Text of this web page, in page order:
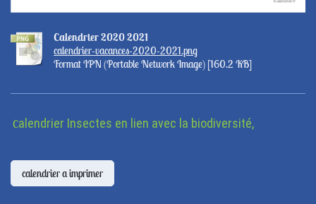
Calendrier 2020 2021
calendrier-vacances-2020-2021.png
Format IPN (Portable Network Image) [160.2 KB]
Calendrier Insectes en lien avec la biodiversité,
calendrier a imprimer